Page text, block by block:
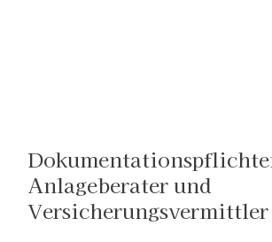
Anlageberater und
Versicherungsvermittler